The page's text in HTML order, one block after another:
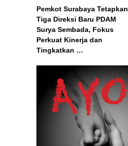
Pemkot Surabaya Tetapkan
Tiga Direksi Baru PDAM
Surya Sembada, Fokus
Perkuat Kinerja dan
Tingkatkan …